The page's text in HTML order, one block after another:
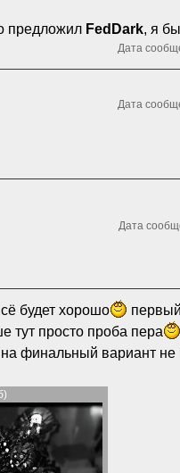
предложил FedDark, я
Дата
Дата
Дата
будет хорошо
тут просто проба пера
финальный вариант не